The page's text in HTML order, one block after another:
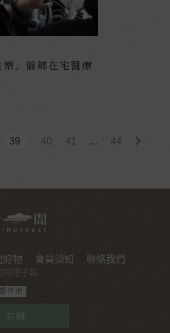
」偏鄉在宅醫療
39 40 41 ... 44
好物 會員須知 聯絡我們
閱電子報
訂閱